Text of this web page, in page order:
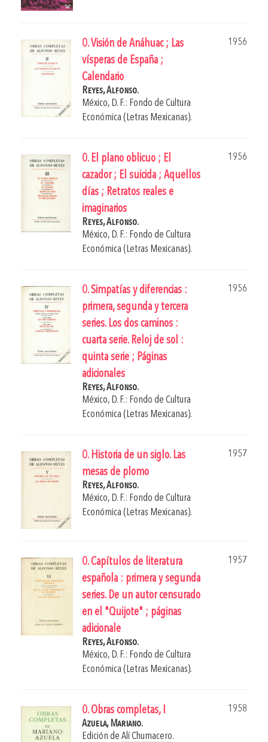
0. Visión de Anáhuac ; Las
vísperas de España ;
Calendario
1956
Reyes, Alfonso.
México, D. F.: Fondo de Cultura
Económica (Letras Mexicanas).
0. El plano oblicuo ; El
cazador ; El suicida ; Aquellos
días ; Retratos reales e
imaginarios
1956
Reyes, Alfonso.
México, D. F.: Fondo de Cultura
Económica (Letras Mexicanas).
0. Simpatías y diferencias :
primera, segunda y tercera
series. Los dos caminos :
cuarta serie. Reloj de sol :
quinta serie ; Páginas
adicionales
1956
Reyes, Alfonso.
México, D. F.: Fondo de Cultura
Económica (Letras Mexicanas).
0. Historia de un siglo. Las
mesas de plomo
1957
Reyes, Alfonso.
México, D. F.: Fondo de Cultura
Económica (Letras Mexicanas).
0. Capítulos de literatura
española : primera y segunda
series. De un autor censurado
en el "Quijote" ; páginas
adicionale
1957
Reyes, Alfonso.
México, D. F.: Fondo de Cultura
Económica (Letras Mexicanas).
0. Obras completas, I
1958
Azuela, Mariano.
Edición de Alí Chumacero.